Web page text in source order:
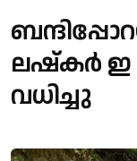
ലഷ്‌കർ
വധിച്ചു